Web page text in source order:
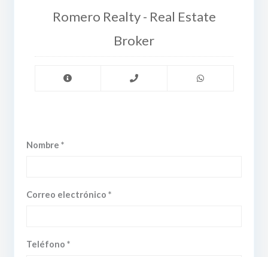
Romero Realty - Real Estate
Broker
Nombre *
Correo electrónico *
Teléfono *